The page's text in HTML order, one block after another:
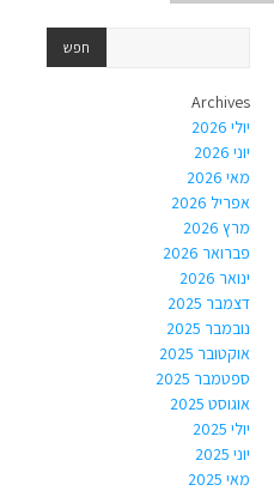
Archives
יולי 2026
יוני 2026
מאי 2026
אפריל 2026
מרץ 2026
פברואר 2026
ינואר 2026
דצמבר 2025
נובמבר 2025
אוקטובר 2025
ספטמבר 2025
אוגוסט 2025
יולי 2025
יוני 2025
מאי 2025